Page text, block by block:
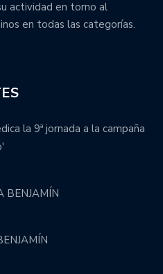
actividad en torno al
en todas las categorías.
la 9ª jornada a la campaña
BENJAMÍN